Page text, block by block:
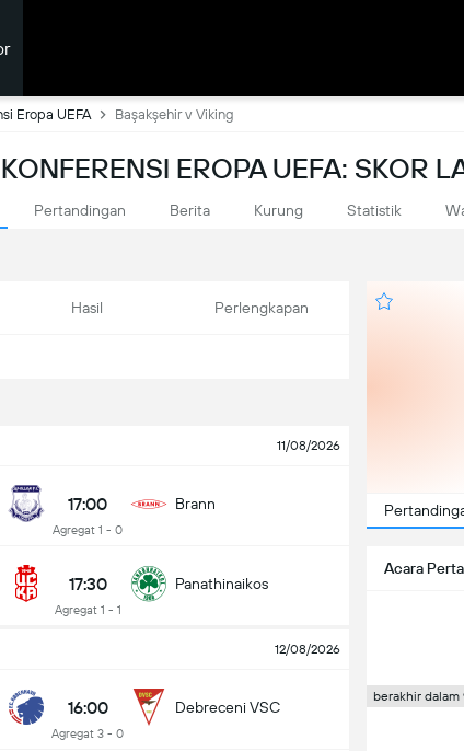
Eropa UEFA Başakşehir v Viking
EROPA UEFA: SKOR
Pertandingan Berita Kurung Statistik
Hasil Perlengkapan
11/08/2026
17:00
Agregat 1 - 0
Brann
17:30
Agregat 1 - 1
Panathinaikos
12/08/2026
16:00
Agregat 3 - 0
Debreceni VSC
Acara
berakhir